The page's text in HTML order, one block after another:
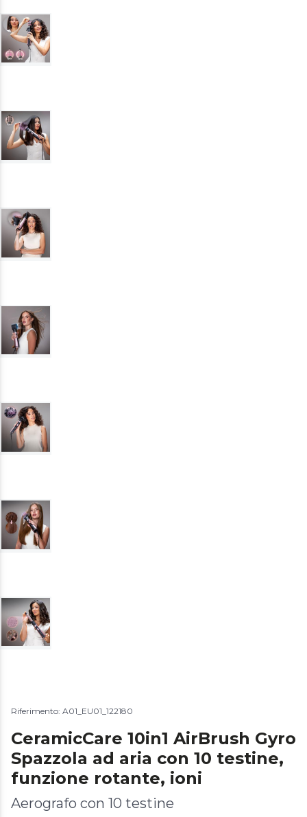
Riferimento: A01_EU01_122180
CeramicCare 10in1 AirBrush Gyro
Spazzola ad aria con 10 testine,
funzione rotante, ioni
Aerografo con 10 testine